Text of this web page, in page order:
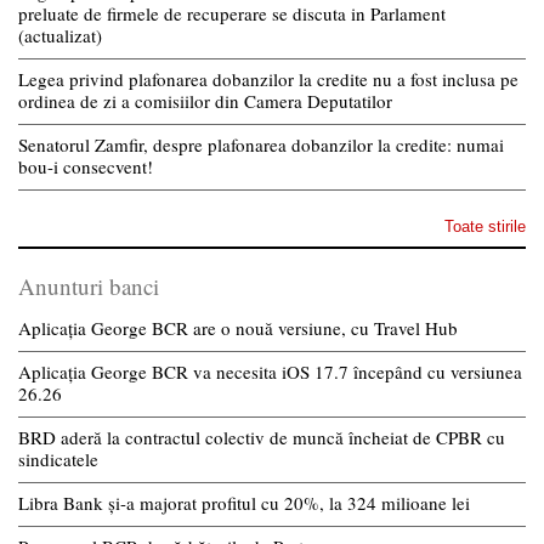
preluate de firmele de recuperare se discuta in Parlament
(actualizat)
Legea privind plafonarea dobanzilor la credite nu a fost inclusa pe
ordinea de zi a comisiilor din Camera Deputatilor
Senatorul Zamfir, despre plafonarea dobanzilor la credite: numai
bou-i consecvent!
Toate stirile
Anunturi banci
Aplicația George BCR are o nouă versiune, cu Travel Hub
Aplicația George BCR va necesita iOS 17.7 începând cu versiunea
26.26
BRD aderă la contractul colectiv de muncă încheiat de CPBR cu
sindicatele
Libra Bank și-a majorat profitul cu 20%, la 324 milioane lei